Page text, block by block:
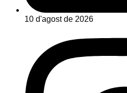
10 d'agost de 2026